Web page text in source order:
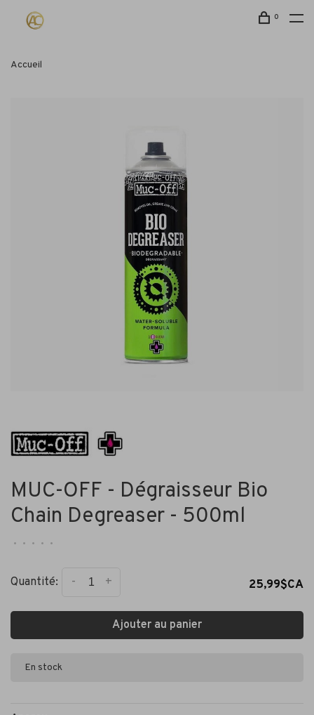
0
Accueil
MUC-OFF - Dégraisseur Bio
Chain Degreaser - 500ml
• • • • •
Quantité: +
- 25,99$CA
Ajouter au panier
En stock